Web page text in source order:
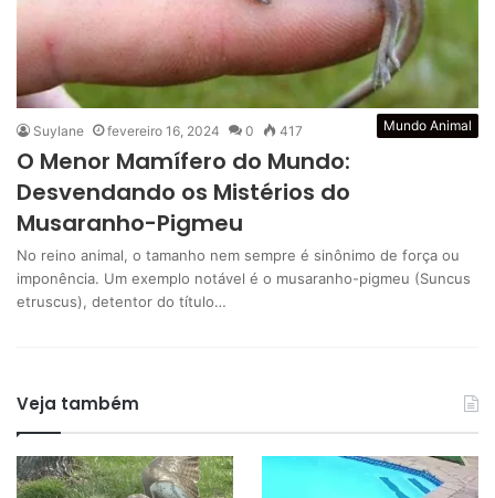
Mundo Animal
Suylane fevereiro 16, 2024 0 417
O Menor Mamífero do Mundo:
Desvendando os Mistérios do
Musaranho-Pigmeu
No reino animal, o tamanho nem sempre é sinônimo de força ou
imponência. Um exemplo notável é o musaranho-pigmeu (Suncus
etruscus), detentor do título…
Veja também